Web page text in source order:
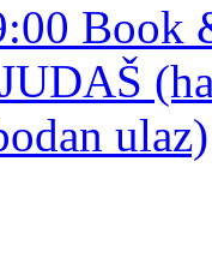
Book
ulaz)